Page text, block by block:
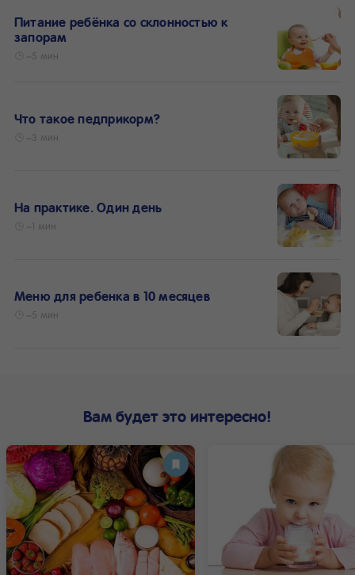
Питание ребёнка со склонностью к
запорам
~5 мин
Что такое педприкорм?
~3 мин
На практике. Один день
~1 мин
Меню для ребенка в 10 месяцев
~5 мин
Вам будет это интересно!